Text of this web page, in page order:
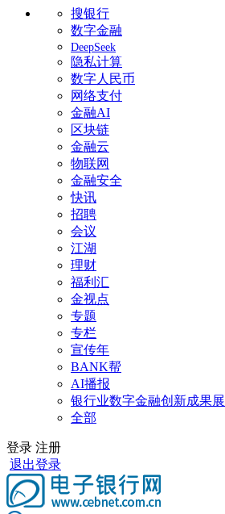
搜银行
数字金融
DeepSeek
隐私计算
数字人民币
网络支付
金融AI
区块链
金融云
物联网
金融安全
快讯
招聘
会议
江湖
理财
福利汇
金视点
专题
专栏
宣传年
BANK帮
AI播报
银行业数字金融创新成果展
全部
登录 注册
退出登录